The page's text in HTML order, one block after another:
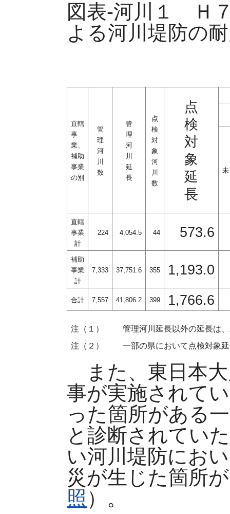
図表-河川１ Ｈ
よる河川堤防の
直轄
事
業、
補助
事業
の別
管
理
河
川
数
管
理
河
川
延
長
点
検
対
象
河
川
数
点
検
対
象
延
長
直轄
事業
計
224 4,054.5 44 573.6
補助
事業
計
7,333 37,751.6 355 1,193.0
合計 7,557 41,806.2 399 1,766.6
注（１）
管理河川延長以外の延長は
注（２）
一部の県において点検対象
また、東日本大
事が実施されて
った箇所がある
と診断されてい
い河川堤防にお
災が生じた箇所
照 ）。